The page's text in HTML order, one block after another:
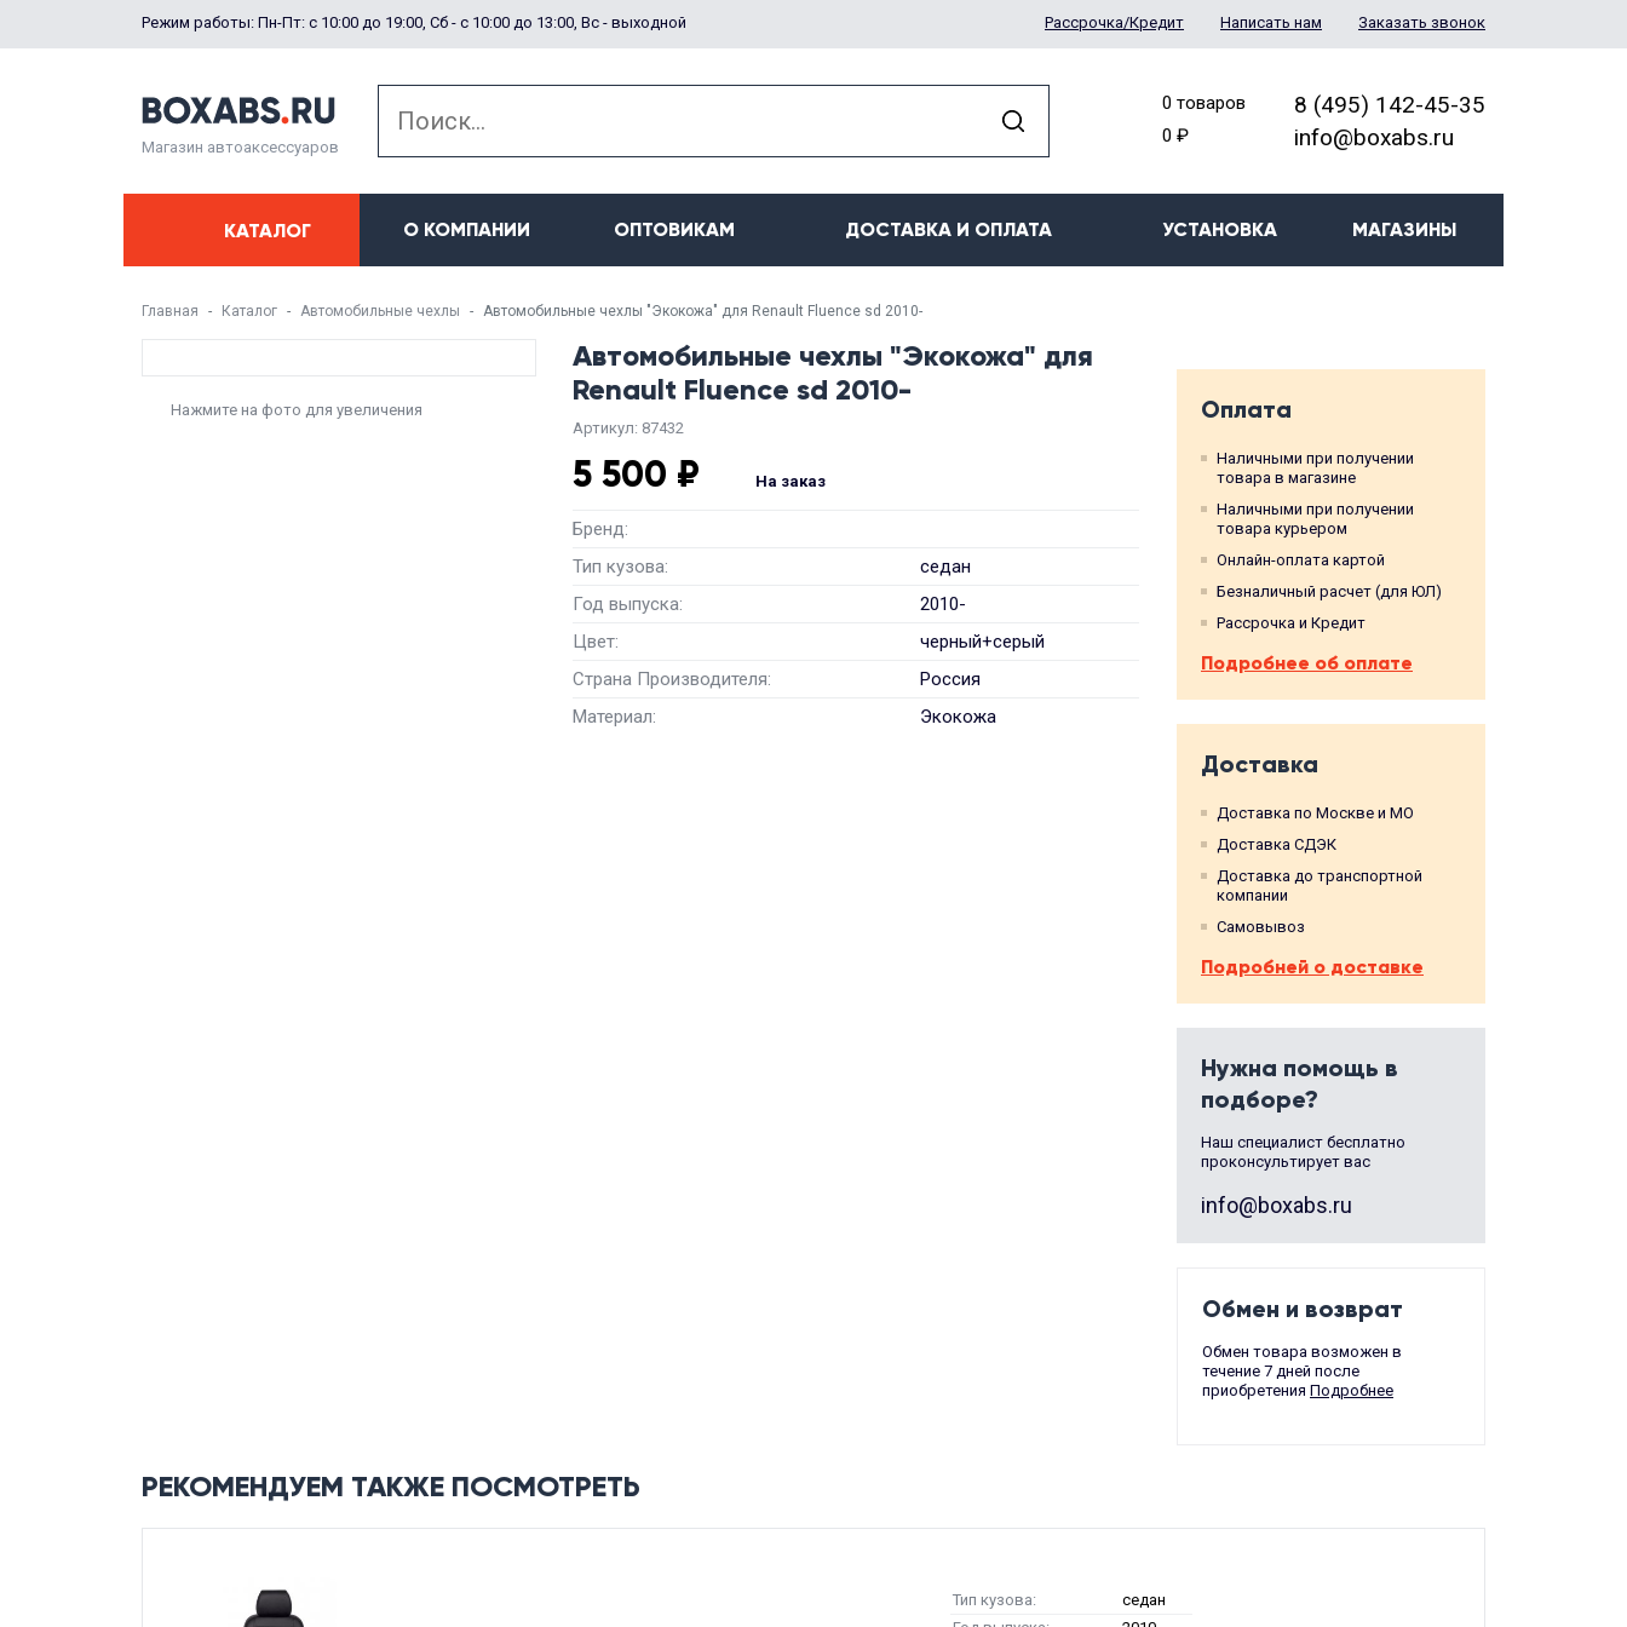
Режим работы: Пн-Пт: с 10:00 до 19:00, Сб - с 10:00 до 13:00, Вс - выходной Рассрочка/Кредит Написать нам Заказать звонок
Магазин автоаксессуаров
0 товаров
0 ₽
8 (495) 142-45-35
info@boxabs.ru
КАТАЛОГ О КОМПАНИИ ОПТОВИКАМ ДОСТАВКА И ОПЛАТА УСТАНОВКА МАГАЗИНЫ
Главная Каталог Автомобильные чехлы Автомобильные чехлы "Экокожа" для Renault Fluence sd 2010-
Нажмите на фото для увеличения
Автомобильные чехлы "Экокожа" для
Renault Fluence sd 2010-
Артикул: 87432
5 500 ₽ На заказ
Бренд:
Тип кузова:
седан
Год выпуска:
2010-
Цвет:
черный+серый
Страна Производителя:
Россия
Материал:
Экокожа
Оплата
Наличными при получении
товара в магазине
Наличными при получении
товара курьером
Онлайн-оплата картой
Безналичный расчет (для ЮЛ)
Рассрочка и Кредит
Подробнее об оплате
Доставка
Доставка по Москве и МО
Доставка СДЭК
Доставка до транспортной
компании
Самовывоз
Подробней о доставке
Нужна помощь в
подборе?
Наш специалист бесплатно
проконсультирует вас
info@boxabs.ru
Обмен и возврат
Обмен товара возможен в
течение 7 дней после
приобретения Подробнее
РЕКОМЕНДУЕМ ТАКЖЕ ПОСМОТРЕТЬ
Тип кузова:
седан